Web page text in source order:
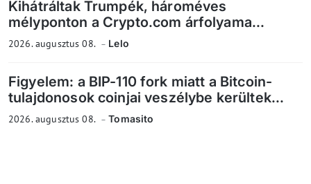
Kihátráltak Trumpék, hároméves
mélyponton a Crypto.com árfolyama...
2026. augusztus 08. Lelo
Figyelem: a BIP-110 fork miatt a Bitcoin-
tulajdonosok coinjai veszélybe kerültek...
2026. augusztus 08. Tomasito